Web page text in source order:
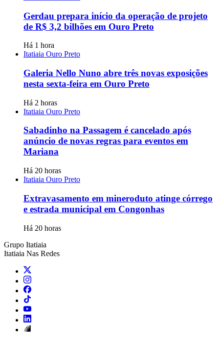
Gerdau prepara início da operação de projeto
de R$ 3,2 bilhões em Ouro Preto
Há 1 hora
Itatiaia Ouro Preto
Galeria Nello Nuno abre três novas exposições
nesta sexta-feira em Ouro Preto
Há 2 horas
Itatiaia Ouro Preto
Sabadinho na Passagem é cancelado após
anúncio de novas regras para eventos em
Mariana
Há 20 horas
Itatiaia Ouro Preto
Extravasamento em mineroduto atinge córrego
e estrada municipal em Congonhas
Há 20 horas
Grupo Itatiaia
Itatiaia Nas Redes